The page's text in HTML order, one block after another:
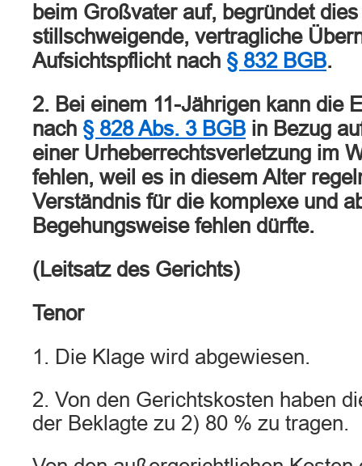
beim Großvater auf, begründet
stillschweigende, vertragliche
Aufsichtspflicht nach § 832 BGB.
2. Bei einem 11-Jährigen kann die
nach § 828 Abs. 3 BGB in Bezug
einer Urheberrechtsverletzung im
fehlen, weil es in diesem Alter
Verständnis für die komplexe und
Begehungsweise fehlen dürfte.
(Leitsatz des Gerichts)
Tenor
1. Die Klage wird abgewiesen.
2. Von den Gerichtskosten haben
der Beklagte zu 2) 80 % zu tragen.